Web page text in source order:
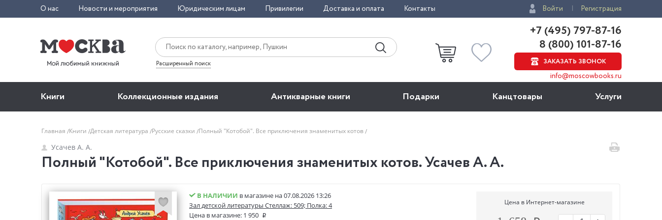
О нас Новости и мероприятия Юридическим лицам Привилегии Доставка и оплата Контакты Войти Регистрация
Расширенный поиск
+7 (495) 797-87-16
8 (800) 101-87-16
ЗАКАЗАТЬ ЗВОНОК
info@moscowbooks.ru
Книги Коллекционные издания Антикварные книги Подарки Канцтовары Услуги
Главная Книги Детская литература Русские сказки Полный "Котобой". Все приключения знаменитых котов
Усачев А. А.
Полный "Котобой". Все приключения знаменитых котов. Усачев А. А.
В НАЛИЧИИ в магазине на 07.08.2026 13:26
Зал детской литературы Стеллаж: 509; Полка: 4
Цена в магазине: 1 950
Цена в Интернет-магазине